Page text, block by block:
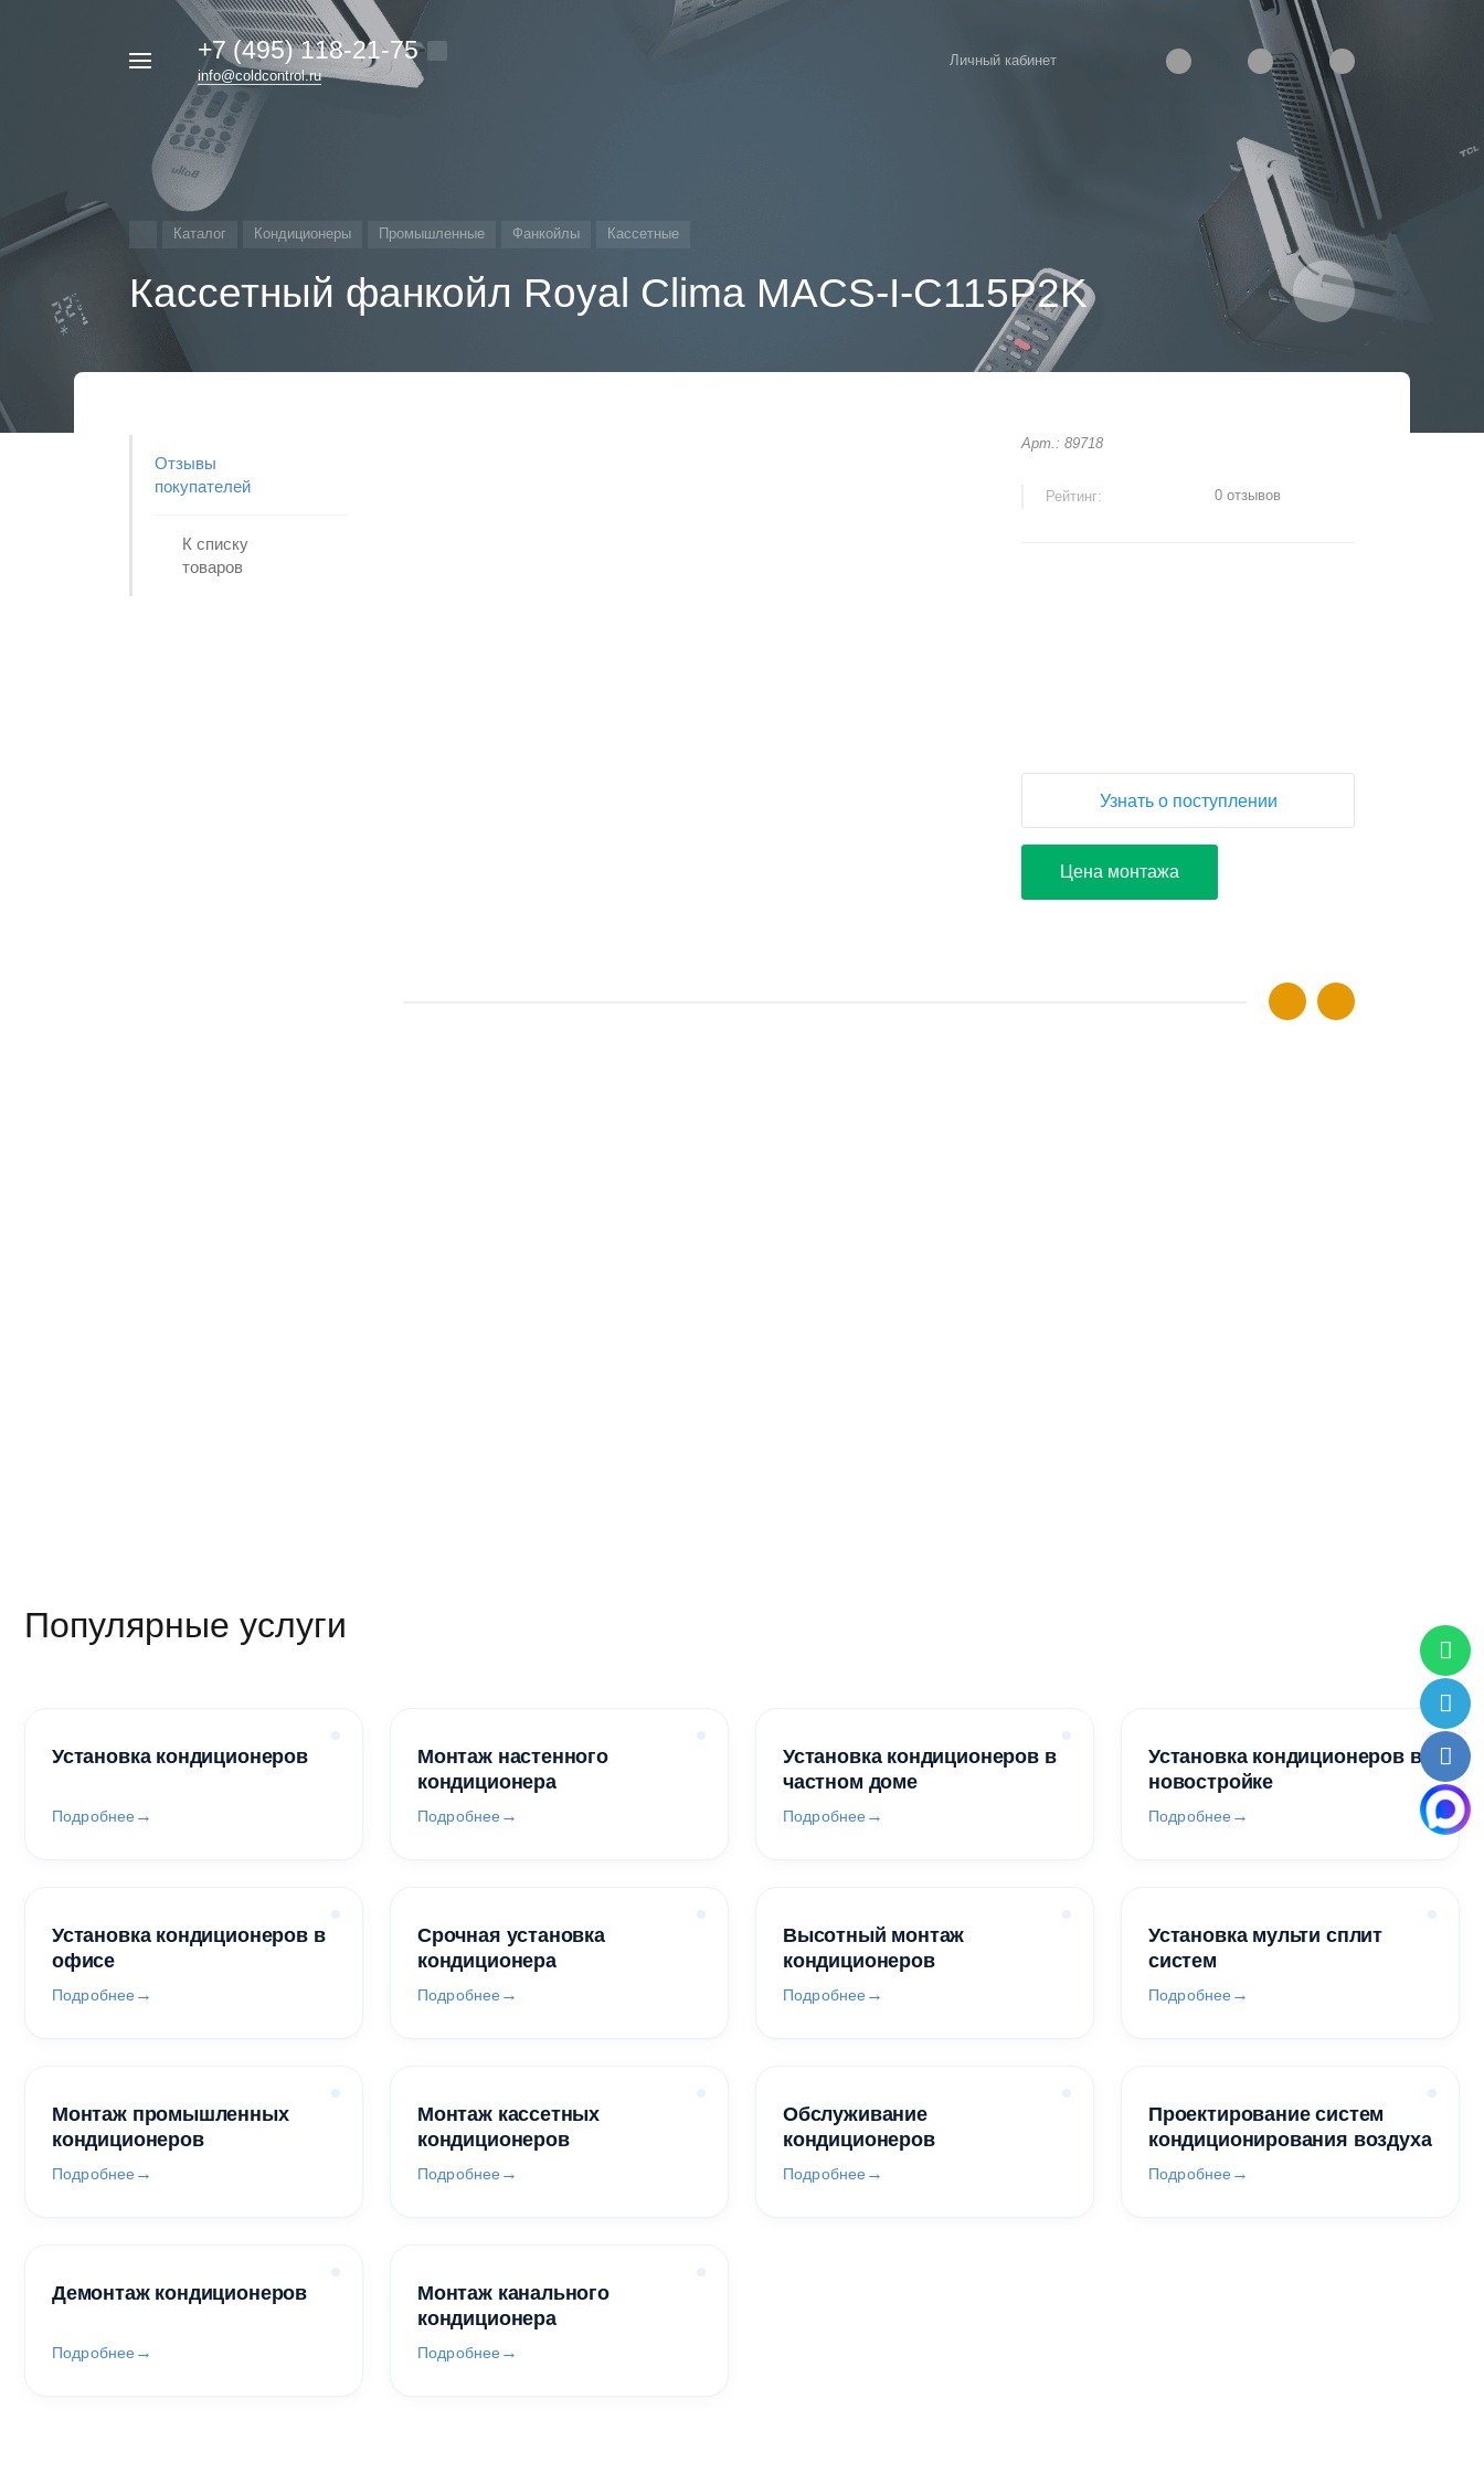
+7 (495) 118-21-75
info@coldcontrol.ru
Личный кабинет
Каталог Кондиционеры Промышленные Фанкойлы Кассетные
Кассетный фанкойл Royal Clima MACS-I-C115P2K
Отзывы
покупателей
К списку
товаров
Арт.: 89718
Рейтинг: 0 отзывов
Узнать о поступлении
Цена монтажа
Популярные услуги
Установка кондиционеров
Подробнее
Монтаж настенного
кондиционера
Подробнее
Установка кондиционеров в
частном доме
Подробнее
Установка кондиционеров в
новостройке
Подробнее
Установка кондиционеров в
офисе
Подробнее
Срочная установка
кондиционера
Подробнее
Высотный монтаж
кондиционеров
Подробнее
Установка мульти сплит
систем
Подробнее
Монтаж промышленных
кондиционеров
Подробнее
Монтаж кассетных
кондиционеров
Подробнее
Обслуживание
кондиционеров
Подробнее
Проектирование систем
кондиционирования воздуха
Подробнее
Демонтаж кондиционеров
Подробнее
Монтаж канального
кондиционера
Подробнее